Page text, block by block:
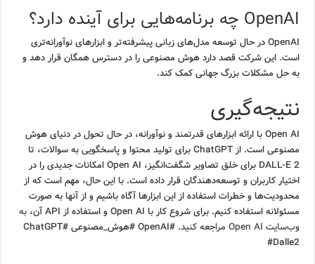
OpenAI چه برنامه‌هایی برای آینده دارد؟
OpenAI در حال توسعه مدل‌های زبانی پیشرفته‌تر و ابزارهای نوآورانه‌تری
است. این شرکت قصد دارد هوش مصنوعی را در دسترس همگان قرار دهد و
به حل مشکلات بزرگ جهانی کمک کند.
نتیجه‌گیری
Open AI با ارائه ابزارهای قدرتمند و نوآورانه، در حال تحول در دنیای هوش
مصنوعی است. از ChatGPT برای تولید محتوا و پاسخگویی به سوالات، تا
DALL-E 2 برای خلق تصاویر شگفت‌انگیز، Open AI امکانات جدیدی را در
اختیار کاربران و توسعه‌دهندگان قرار داده است. با این حال، مهم است که از
محدودیت‌ها و خطرات استفاده از این ابزارها آگاه باشیم و از آنها به صورت
مسئولانه استفاده کنیم. برای شروع کار با Open AI و استفاده از API آن،
به
وب‌سایت Open AI مراجعه کنید
. #OpenAI #هوش_مصنوعی #ChatGPT
#Dalle2